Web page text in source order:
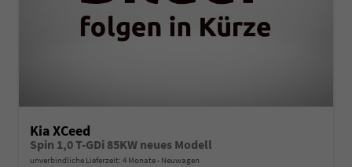
Kia XCeed
Spin 1,0 T-GDi 85KW neues Modell
unverbindliche Lieferzeit: 4 Monate Neuwagen